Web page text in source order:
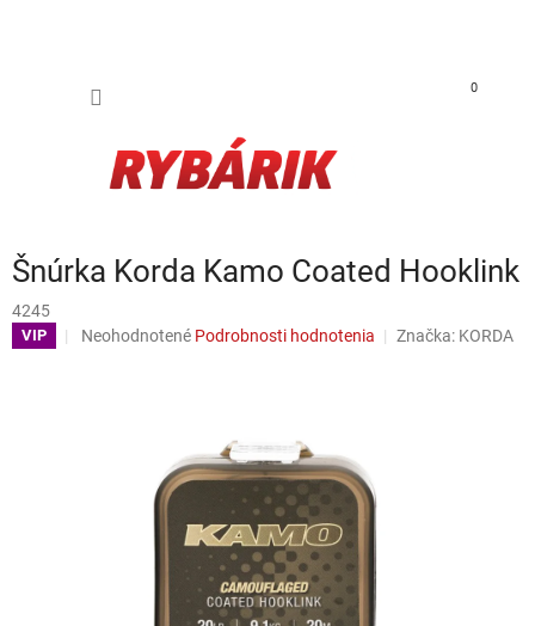
0
Šnúrka Korda Kamo Coated Hooklink
4245
VIP Priemerné hodnotenie produktu je 0,0 z 5 hviezdičiek.
Neohodnotené Podrobnosti hodnotenia Značka: KORDA